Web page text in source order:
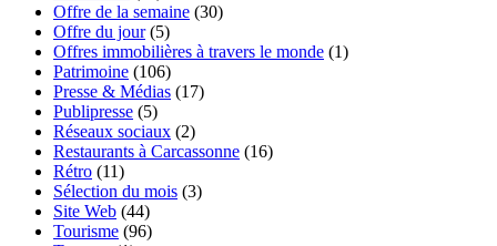
Offre de la semaine (30)
Offre du jour(5)
Offres immobilières à travers le monde (1)
Patrimoine (106)
Presse & Médias (17)
Publipresse (5)
Réseaux sociaux (2)
Restaurants à Carcassonne (16)
Rétro (11)
Sélection du mois (3)
Site Web (44)
Tourisme (96)